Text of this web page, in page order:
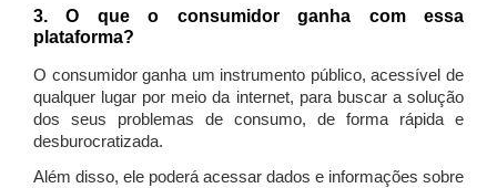
3. O que o consumidor ganha com essa
plataforma?
O consumidor ganha um instrumento público, acessível de
qualquer lugar por meio da internet, para buscar a solução
dos seus problemas de consumo, de forma rápida e
desburocratizada.
Além disso, ele poderá acessar dados e informações sobre